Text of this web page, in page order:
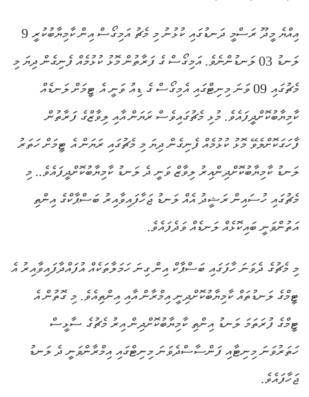
އިއްޔެ މީދޫ ރަސްމީ ދަނޑުގައި ކުޅުނު މި މެޗު އަމިގޯސް އިން ކާމިޔާބުކުރީ 9
ލަނޑު 03 ލަނޑުންނެވެ. އަމިގޯސް ގެ ފަރާތުން މޮޅު ކުޅުމެއް ފެނިގެން ދިޔަ މި
މެޗުގައި 09 ވަނަ މިނިޓްގައި އެމިގޯސް ގެ ޑިއު ވަނީ އެ ޓީމަށް ލަނޑެއް
ކާމިޔާބުކޮށްދީފައެވެ. މުޅި މެޗުގައިވެސް ރަޔަން އާއި ލިވާޒްގެ ފަރާތުން
ފާހަގަކޮށްލެވޭ މޮޅު ކުޅުމެއް ފެނިގެން ދިޔަ މި މެޗުގައި ރަޔަން އެ ޓީމަށް ހަތަރު
ލަނޑު ކާމިޔާބުކޮށްދިންއިރު ލިވާޒް ވަނީ ދެ ލަނޑު ކާމިޔާބުކޮށްދީފައެވެ.. މި
މެޗުގައި ހުސައިން ރަޝީދު އެއް ލަނޑު ޖަހާފައިވާއިރު ބަސްޕާކްގެ އިންތި
އަތުންވަނީ ބައިކޮޅެއް ލަނޑެއް ވަދެފައެވެ.
މި މެޗުގެ ދެވަނަ ހާފަގައި ބަސްޕާކް އިން ގިނަ ހަމަލާތަކެއް އުފައްދާފައިވާއިރު އެ
ޓީމްގެ ލަނޑުތައް ކާމިޔާބުކޮށްދިނީ އިމްރާން އާއި އިންތިއެވެ. މި ގޮތުން އެ
ޓީމްގެ ފުރަތަމަ ލަނޑު އިންތި ކާމިޔާބުކޮށްދިން އިރު މެޗުގެ ސާޅީސް
ހަތަރުވަނަ މިނިޓާއި ފަންސާސްދެވަނަ މިނިޓްގައި އިމްރާންވަނީ ދެ ލަނޑު
ޖަހާފައެވެ.